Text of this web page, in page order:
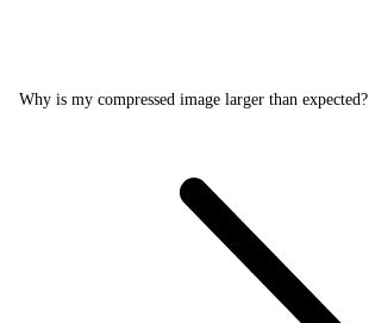
Why is my compressed image larger than expected?